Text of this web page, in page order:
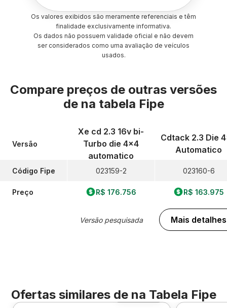
Os valores exibidos são meramente referenciais e têm
finalidade exclusivamente informativa.
Os dados não possuem validade oficial e não devem
ser considerados como uma avaliação de veículos
usados.
Compare preços de outras versões
de na tabela Fipe
Versão
Código Fipe
Preço
Xe cd 2.3 16v bi-
Turbo die 4x4
automatico
023159-2
R$ 176.756
Versão pesquisada
Cdtack 2.3 Die
Automatico
023160-6
R$ 163.975
Mais detalhes
Ofertas similares de na Tabela Fipe
Foto 360º